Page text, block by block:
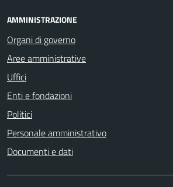
AMMINISTRAZIONE
Organi di governo
Aree amministrative
Uffici
Enti e fondazioni
Politici
Personale amministrativo
Documenti e dati